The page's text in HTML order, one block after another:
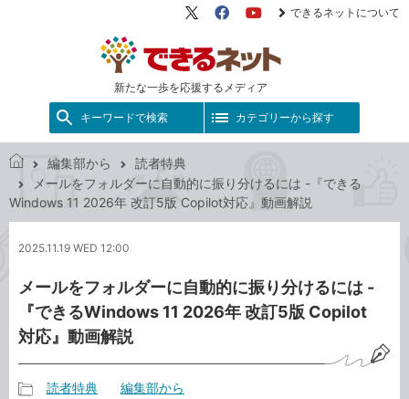
新たな一歩を応援するメディア
X（旧
FacebookYouTube
できるネットについて
キーワードで検索 カテゴリーから探す
き
ッ
編集部から
読者特典
メールをフォルダーに自動的に振り分けるには -『できる
Windows 11 2026年 改訂5版 Copilot対応』動画解説
2025.11.19 WED 12:00
メールをフォルダーに自動的に振り分けるには -
『できるWindows 11 2026年 改訂5版 Copilot
対応』動画解説
読者特典 編集部から